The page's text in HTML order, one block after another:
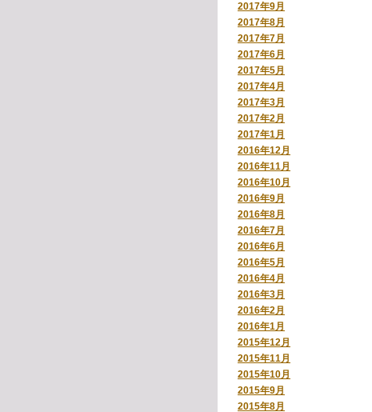
2017年9月
2017年8月
2017年7月
2017年6月
2017年5月
2017年4月
2017年3月
2017年2月
2017年1月
2016年12月
2016年11月
2016年10月
2016年9月
2016年8月
2016年7月
2016年6月
2016年5月
2016年4月
2016年3月
2016年2月
2016年1月
2015年12月
2015年11月
2015年10月
2015年9月
2015年8月